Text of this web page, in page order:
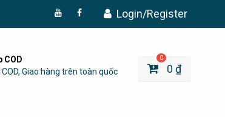
Login/Register
COD
COD, Giao hàng trên toàn quốc
0
0 ₫